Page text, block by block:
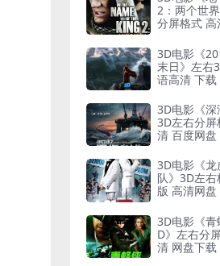
2：两个世
分屏格式 高
3D电影《
末日》左右
语高清 下载
3D电影《深
3D左右分屏
清 百度网盘
3D电影《龙
队》3D左
版 高清网盘
3D电影《青
D》左右分
清 网盘下载